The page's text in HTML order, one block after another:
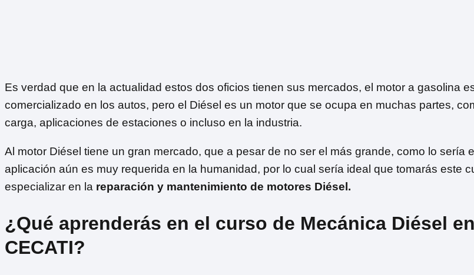
Es verdad que en la actualidad estos dos oficios tienen sus mercados, el motor a gasolina
comercializado en los autos, pero el Diésel es un motor que se ocupa en muchas partes,
carga, aplicaciones de estaciones o incluso en la industria.
Al motor Diésel tiene un gran mercado, que a pesar de no ser el más grande, como lo sería
aplicación aún es muy requerida en la humanidad, por lo cual sería ideal que tomarás este
especializar en la reparación y mantenimiento de motores Diésel.
¿Qué aprenderás en el curso de Mecánica Diésel
CECATI?